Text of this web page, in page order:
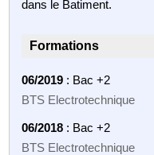
dans le Batiment.
Formations
06/2019 : Bac +2
BTS Electrotechnique
06/2018 : Bac +2
BTS Electrotechnique